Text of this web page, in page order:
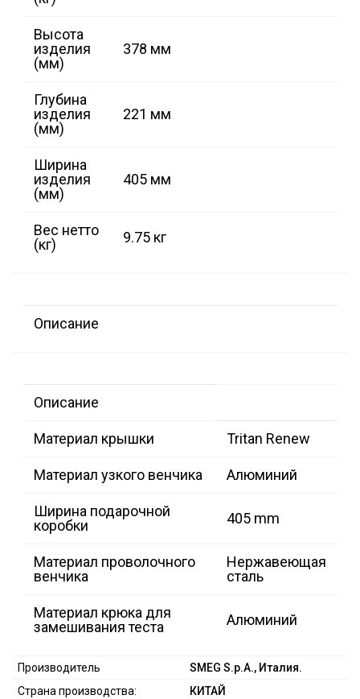
Высота
изделия
(мм)
378 мм
Глубина
изделия
(мм)
221 мм
Ширина
изделия
(мм)
405 мм
Вес нетто
(кг)
9.75 кг
Описание
Описание
Материал крышки Tritan Renew
Материал узкого венчика Алюминий
Ширина подарочной
коробки
405 mm
Материал проволочного
венчика
Нержавеющая
сталь
Материал крюка для
замешивания теста
Алюминий
Производитель
SMEG S.p.A., Италия.
Страна производства:
КИТАЙ